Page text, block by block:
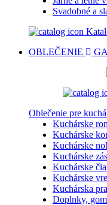
Svadobné a
OBLEČENIE
Oblečenie pre
Kuchárske
Kuchárske
Kuchárske
Kuchárske
Kuchárske
Kuchárske
Kuchárska
Doplnky,